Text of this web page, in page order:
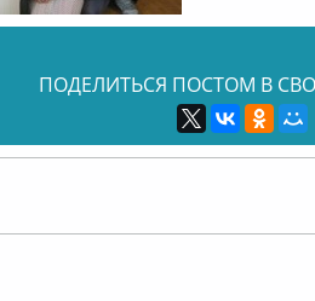
ПОДЕЛИТЬСЯ ПОСТОМ В